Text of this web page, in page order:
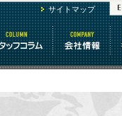
サイトマップ
スタッフコラム 会社情報